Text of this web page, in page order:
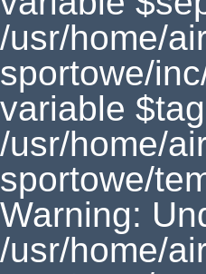
/usr/home/
sportowe/
variable
/usr/home/
sportowe/
Warning:
/usr/home/